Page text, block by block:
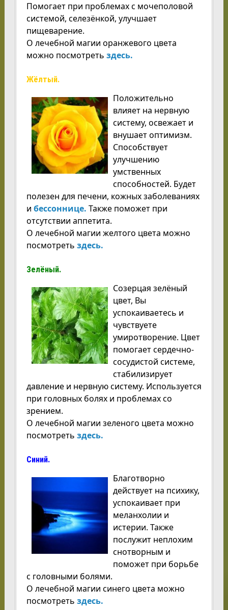
Помогает при проблемах с мочеполовой
системой, селезёнкой, улучшает
пищеварение.
О лечебной магии оранжевого цвета
можно посмотреть здесь.
Жёлтый.
Положительно
влияет на нервную
систему, освежает и
внушает оптимизм.
Способствует
улучшению
умственных
способностей. Будет
полезен для печени, кожных заболеваниях
и бессоннице. Также поможет при
отсутствии аппетита.
О лечебной магии желтого цвета можно
посмотреть здесь.
Зелёный.
Созерцая зелёный
цвет, Вы
успокаиваетесь и
чувствуете
умиротворение. Цвет
помогает сердечно-
сосудистой системе,
стабилизирует
давление и нервную систему. Используется
при головных болях и проблемах со
зрением.
О лечебной магии зеленого цвета можно
посмотреть здесь.
Синий.
Благотворно
действует на психику,
успокаивает при
меланхолии и
истерии. Также
послужит неплохим
снотворным и
поможет при борьбе
с головными болями.
О лечебной магии синего цвета можно
посмотреть здесь.